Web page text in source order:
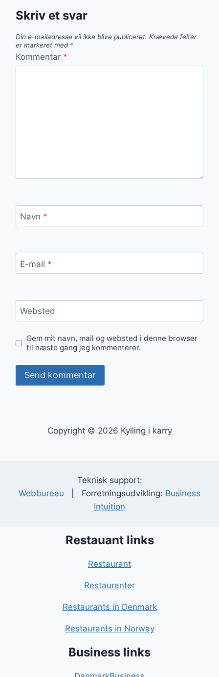
Skriv et svar
Din e-mailadresse vil ikke blive publiceret. Krævede felter
er markeret med *
Kommentar *
Navn *
E-mail *
Websted
Gem mit navn, mail og websted i denne browser
til næste gang jeg kommenterer.
Copyright © 2026 Kylling i karry
Teknisk support:
Webbureau | Forretningsudvikling: Business
Intuition
Restauant links
Restaurant
Restauranter
Restaurants in Denmark
Restaurants in Norway
Business links